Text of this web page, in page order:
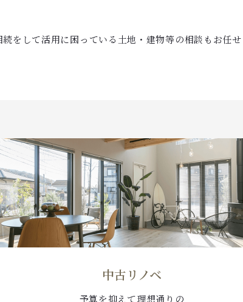
をして活用に困っている土地・建物等の相談もお任せ
中古リノベ
予算を抑えて理想通りの